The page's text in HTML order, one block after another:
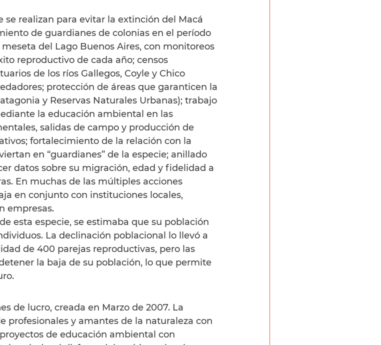
se realizan para evitar la extinción del Macá
de guardianes de colonias en el período
del Lago Buenos Aires, con monitoreos
reproductivo de cada año; censos
de los ríos Gallegos, Coyle y Chico
protección de áreas que garanticen la
y Reservas Naturales Urbanas); trabajo
la educación ambiental en las
salidas de campo y producción de
fortalecimiento de la relación con la
en “guardianes” de la especie; anillado
datos sobre su migración, edad y fidelidad a
En muchas de las múltiples acciones
en conjunto con instituciones locales,
empresas.
esta especie, se estimaba que su población
La declinación poblacional lo llevó a
de 400 parejas reproductivas, pero las
la baja de su población, lo que permite
de lucro, creada en Marzo de 2007. La
profesionales y amantes de la naturaleza con
de educación ambiental con